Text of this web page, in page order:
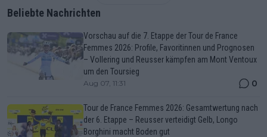
Beliebte Nachrichten
Vorschau auf die 7. Etappe der Tour de France
Femmes 2026: Profile, Favoritinnen und Prognosen
– Vollering und Reusser kämpfen am Mont Ventoux
um den Toursieg
Aug 07, 11:31 0
Tour de France Femmes 2026: Gesamtwertung nach
der 6. Etappe – Reusser verteidigt Gelb, Longo
Borghini macht Boden gut